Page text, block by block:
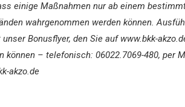
einige Maßnahmen nur ab einem
wahrgenommen werden können.
Bonusflyer, den Sie auf www.bkk-
können – telefonisch: 06022.7069-480, per
akzo.de